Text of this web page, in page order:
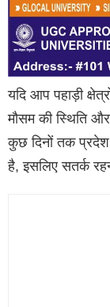
यदि आप पहाड़ी
मौसम की स्थिति
कुछ दिनों तक
है, इसलिए सतर्क